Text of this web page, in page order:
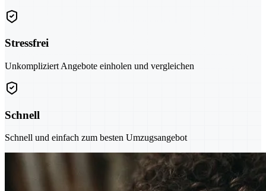
Stressfrei
Unkompliziert Angebote einholen und vergleichen
Schnell
Schnell und einfach zum besten Umzugsangebot